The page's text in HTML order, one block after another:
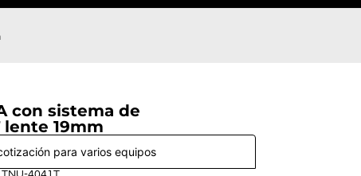
con sistema de
19mm
para varios equipos